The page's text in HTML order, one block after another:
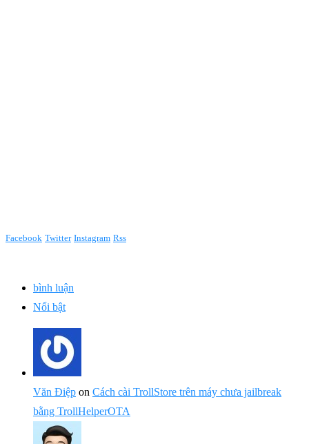
Facebook Twitter Instagram Rss
bình luận
Nổi bật
Văn Điệp on Cách cài TrollStore trên máy chưa jailbreak
bằng TrollHelperOTA